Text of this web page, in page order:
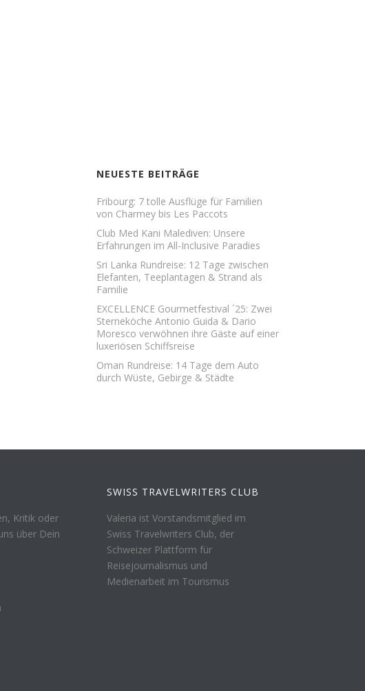
NEUESTE BEITRÄGE
Fribourg: 7 tolle Ausflüge für Familien
von Charmey bis Les Paccots
Club Med Kani Malediven: Unsere
Erfahrungen im All-Inclusive Paradies
Sri Lanka Rundreise: 12 Tage zwischen
Elefanten, Teeplantagen & Strand als
Familie
EXCELLENCE Gourmetfestival ´25: Zwei
Sterneköche Antonio Guida & Dario
Moresco verwöhnen ihre Gäste auf einer
luxeriösen Schiffsreise
Oman Rundreise: 14 Tage dem Auto
durch Wüste, Gebirge & Städte
Kritik oder
über Dein
SWISS TRAVELWRITERS CLUB
Valeria ist Vorstandsmitglied im
Swiss Travelwriters Club, der
Schweizer Plattform für
Reisejournalismus und
Medienarbeit im Tourismus